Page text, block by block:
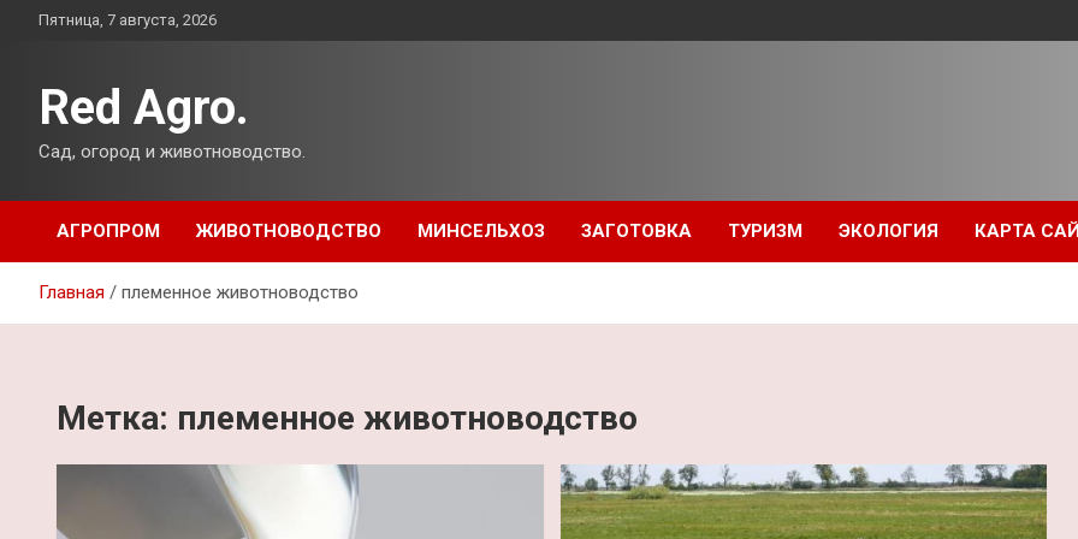
ПерейтиПятница, 7 августа, 2026
Red Agro.
Сад, огород и животноводство.
АГРОПРОМ ЖИВОТНОВОДСТВО МИНСЕЛЬХОЗ ЗАГОТОВКА ТУРИЗМ ЭКОЛОГИЯ КАРТА
Главная племенное животноводство
Метка: племенное животноводство